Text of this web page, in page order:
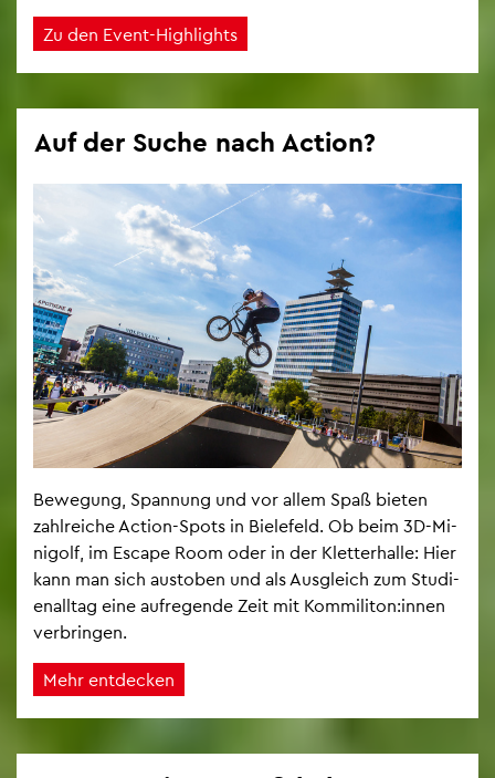
Zu den Event-High­lights
Auf der Suche nach Ac­tion?
Be­we­gung, Span­nung und vor allem Spaß bie­ten
zahl­rei­che Ac­tion-Spots in Bie­le­feld. Ob beim 3D-Mi­
ni­golf, im Es­cape Room oder in der Klet­ter­hal­le: Hier
kann man sich aus­to­ben und als Aus­gleich zum Stu­di­
en­all­tag eine auf­re­gen­de Zeit mit Kom­mi­li­ton:innen
ver­brin­gen.
Mehr ent­de­cken